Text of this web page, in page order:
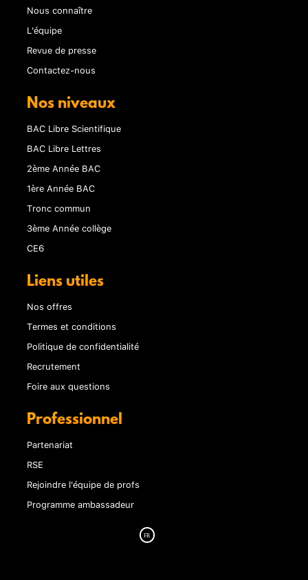
Nous connaître
L'équipe
Revue de presse
Contactez-nous
Nos niveaux
BAC Libre Scientifique
BAC Libre Lettres
2ème Année BAC
1ère Année BAC
Tronc commun
3ème Année collège
CE6
Liens utiles
Nos offres
Termes et conditions
Politique de confidentialité
Recrutement
Foire aux questions
Professionnel
Partenariat
RSE
Rejoindre l'équipe de profs
Programme ambassadeur